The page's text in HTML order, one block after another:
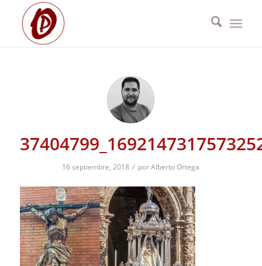
16 septiembre, 2018 / porAlberto Ortega